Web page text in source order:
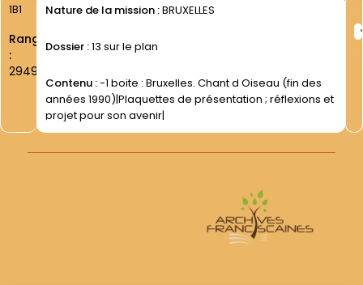
1B1
Rang
:
2949
Nature de la mission :BRUXELLES
Dossier :13 sur le plan
Contenu :-1 boite : Bruxelles. Chant d Oiseau (fin des
années 1990)|Plaquettes de présentation ; réflexions et
projet pour son avenir|